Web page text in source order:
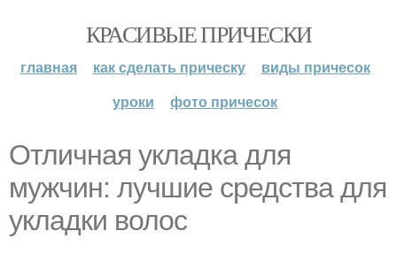
КРАСИВЫЕ ПРИЧЕСКИ
главная как сделать прическу
виды причесок
уроки
фото причесок
Отличная укладка для
мужчин: лучшие средства для
укладки волос